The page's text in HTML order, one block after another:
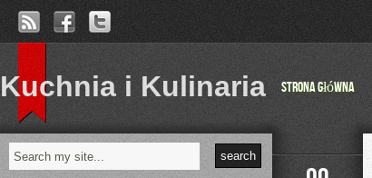
Kuchnia i Kulinaria Strona główna